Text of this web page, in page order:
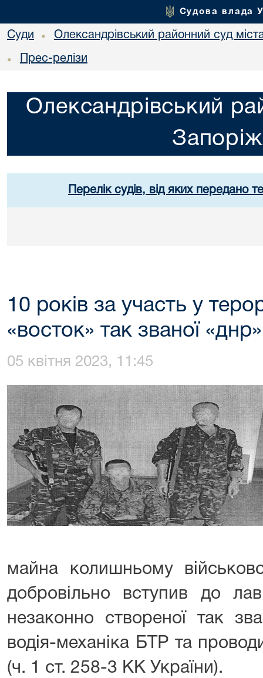
Судова влада
Суди • Олександрівський районний суд
• Прес-релізи
Олександрівський
Перелік судів, від яких передано
10 років за участь у
«восток» так званої «днр»
05 квітня 2023, 11:45
майна колишньому
добровільно вступив до
незаконно створеної так
водія-механіка БТР та
(ч. 1 ст. 258-3 КК України).